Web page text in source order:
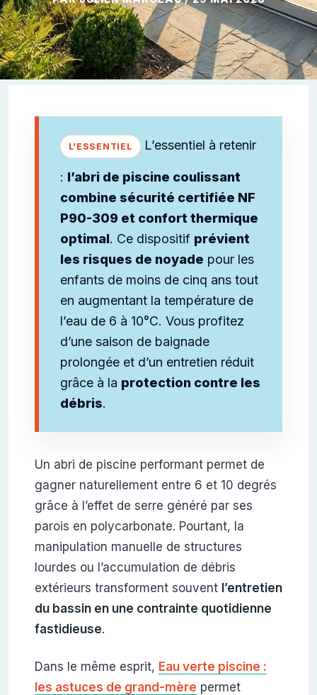
L’essentiel à retenir
: l’abri de piscine coulissant
combine sécurité certifiée NF
P90-309 et confort thermique
optimal. Ce dispositif prévient
les risques de noyade pour les
enfants de moins de cinq ans tout
en augmentant la température de
l’eau de 6 à 10°C. Vous profitez
d’une saison de baignade
prolongée et d’un entretien réduit
grâce à la protection contre les
débris.
Un abri de piscine performant permet de
gagner naturellement entre 6 et 10 degrés
grâce à l’effet de serre généré par ses
parois en polycarbonate. Pourtant, la
manipulation manuelle de structures
lourdes ou l’accumulation de débris
extérieurs transforment souvent l’entretien
du bassin en une contrainte quotidienne
fastidieuse.
Dans le même esprit, Eau verte piscine :
les astuces de grand-mère permet